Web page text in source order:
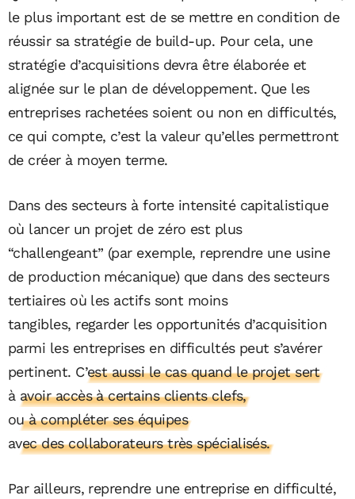
le plus important est de se mettre en condition de
réussir sa stratégie de build-up. Pour cela, une
stratégie d’acquisitions devra être élaborée et
alignée sur le plan de développement. Que les
entreprises rachetées soient ou non en difficultés,
ce qui compte, c’est la valeur qu’elles permettront
de créer à moyen terme.
Dans des secteurs à forte intensité capitalistique
où lancer un projet de zéro est plus
“challengeant” (par exemple, reprendre une usine
de production mécanique) que dans des secteurs
tertiaires où les actifs sont moins
tangibles, regarder les opportunités d’acquisition
parmi les entreprises en difficultés peut s’avérer
pertinent. C’est aussi le cas quand le projet sert
à avoir accès à certains clients clefs,
ou à compléter ses équipes
avec des collaborateurs très spécialisés.
Par ailleurs, reprendre une entreprise en difficulté,